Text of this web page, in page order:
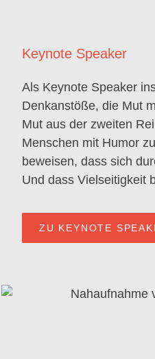
Keynote Speaker
Als Keynote Speaker
Denkanstöße, die Mut
Mut aus der zweiten
Menschen mit Humor
beweisen, dass sich
Und dass Vielseitigkeit
ZU KEYNOTE